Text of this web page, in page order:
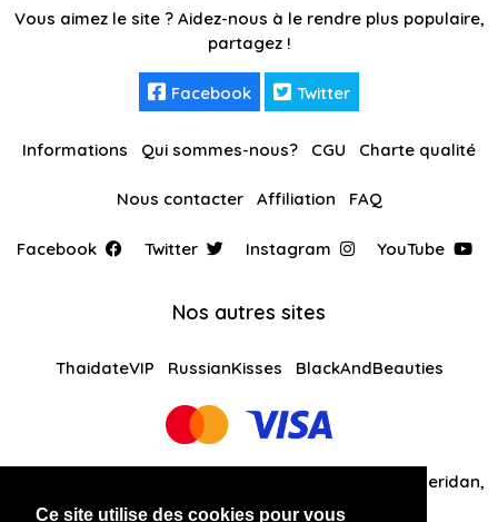
Ce site utilise des cookies pour vous
Vous aimez le site ? Aidez-nous à le rendre plus populaire,
partagez !
Facebook Twitter
Informations Qui sommes-nous? CGU Charte qualité
Nous contacter Affiliation FAQ
Facebook Twitter Instagram YouTube
Nos autres sites
ThaidateVIP RussianKisses BlackAndBeauties
Global Solutions Medias LLC 30 N Gould St Ste R Sheridan,
WY 82801